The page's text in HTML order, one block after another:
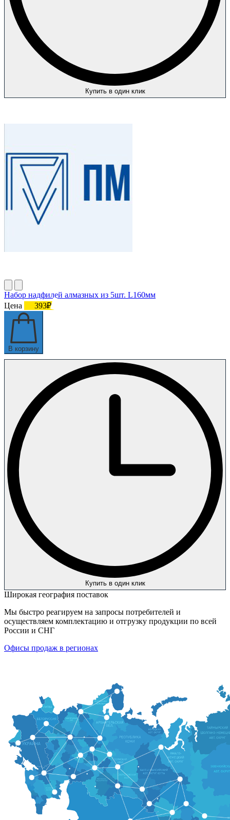
Купить в один клик
Набор надфилей алмазных из 5шт. L160мм
Цена
393₽
В корзину
Купить в один клик
Широкая география поставок
Мы быстро реагируем на запросы потребителей и
осуществляем комплектацию и отгрузку продукции по всей
России и СНГ
Офисы продаж в регионах